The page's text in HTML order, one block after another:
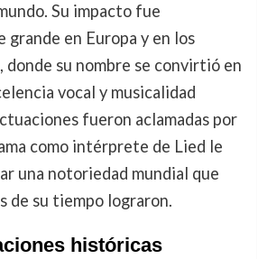
Su impacto fue
en Europa y en los
donde su nombre se convirtió en
vocal y musicalidad
fueron aclamadas por
como intérprete de Lied le
una notoriedad mundial que
de su tiempo lograron.
históricas